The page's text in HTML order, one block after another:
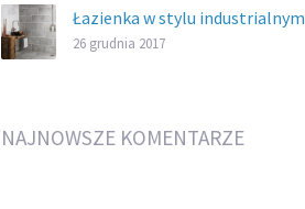
Łazienka w stylu industrialnym
26 grudnia 2017
NAJNOWSZE KOMENTARZE